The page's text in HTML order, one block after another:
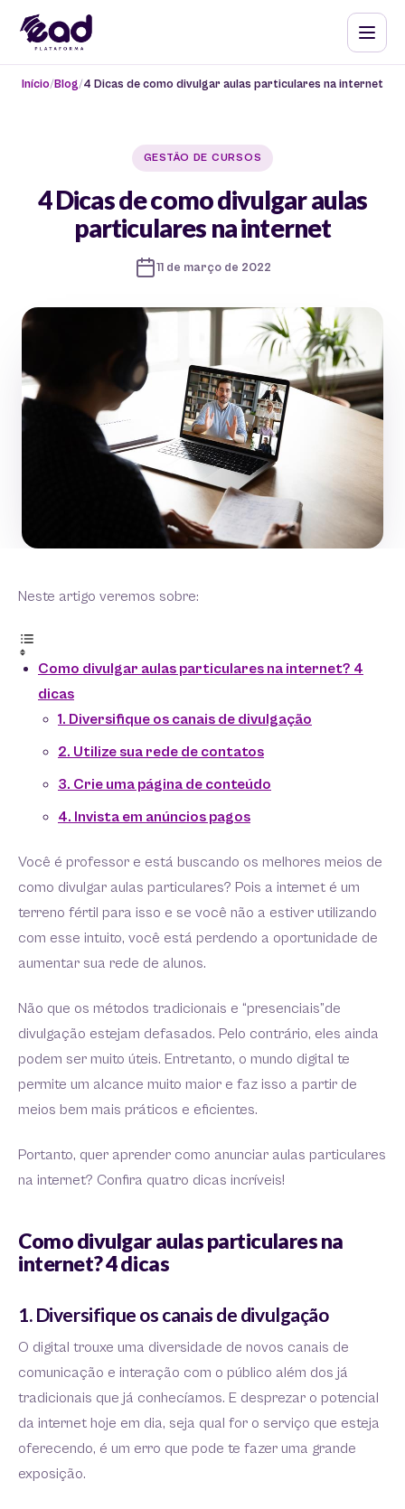
Início Blog 4 Dicas de como divulgar aulas particulares na internet
GESTÃO DE CURSOS
4 Dicas de como divulgar aulas
particulares na internet
11 de março de 2022
Neste artigo veremos sobre:
Como divulgar aulas particulares na internet? 4
dicas
1. Diversifique os canais de divulgação
2. Utilize sua rede de contatos
3. Crie uma página de conteúdo
4. Invista em anúncios pagos
Você é professor e está buscando os melhores meios de
como divulgar aulas particulares? Pois a internet é um
terreno fértil para isso e se você não a estiver utilizando
com esse intuito, você está perdendo a oportunidade de
aumentar sua rede de alunos.
Não que os métodos tradicionais e “presenciais”de
divulgação estejam defasados. Pelo contrário, eles ainda
podem ser muito úteis. Entretanto, o mundo digital te
permite um alcance muito maior e faz isso a partir de
meios bem mais práticos e eficientes.
Portanto, quer aprender como anunciar aulas particulares
na internet? Confira quatro dicas incríveis!
Como divulgar aulas particulares na
internet? 4 dicas
1. Diversifique os canais de divulgação
O digital trouxe uma diversidade de novos canais de
comunicação e interação com o público além dos já
tradicionais que já conhecíamos. E desprezar o potencial
da internet hoje em dia, seja qual for o serviço que esteja
oferecendo, é um erro que pode te fazer uma grande
exposição.